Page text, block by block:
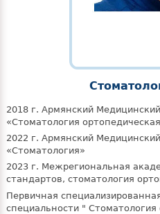
2018 г. Армянский
«Стоматология
2022 г. Армянский
«Стоматология»
2023 г. Межрегиональная
стандартов, стоматология
Первичная
специальности "